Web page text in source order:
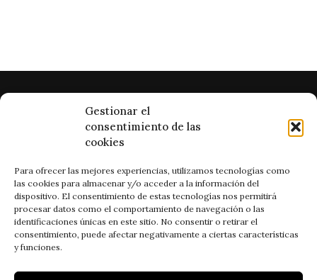
Gestionar el
consentimiento de las
cookies
Para ofrecer las mejores experiencias, utilizamos tecnologías como
las cookies para almacenar y/o acceder a la información del
dispositivo. El consentimiento de estas tecnologías nos permitirá
procesar datos como el comportamiento de navegación o las
identificaciones únicas en este sitio. No consentir o retirar el
consentimiento, puede afectar negativamente a ciertas características
y funciones.
C/ Lazarillo de Tormes, 54-70